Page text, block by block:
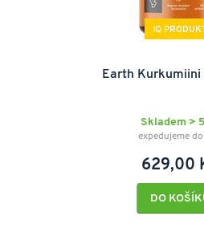
IQ
Earth
Skladem >
expedujeme
629,00
DO